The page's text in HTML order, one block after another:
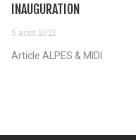
INAUGURATION
5 août 2021
Article ALPES & MIDI